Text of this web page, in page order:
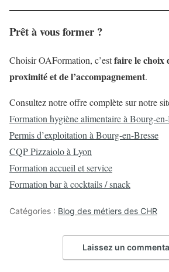
Prêt à vous former ?
Choisir OAFormation, c’estfaire le choix
proximité et de l’accompagnement.
Consultez notre offre complète sur notre
Formation hygiène alimentaire à
Permis d’exploitation à Bourg-en-Bresse
CQP Pizzaiolo à Lyon
Formation accueil et service
Formation bar à cocktails / snack
Catégories : Blog des métiers des CHR
Laissez un